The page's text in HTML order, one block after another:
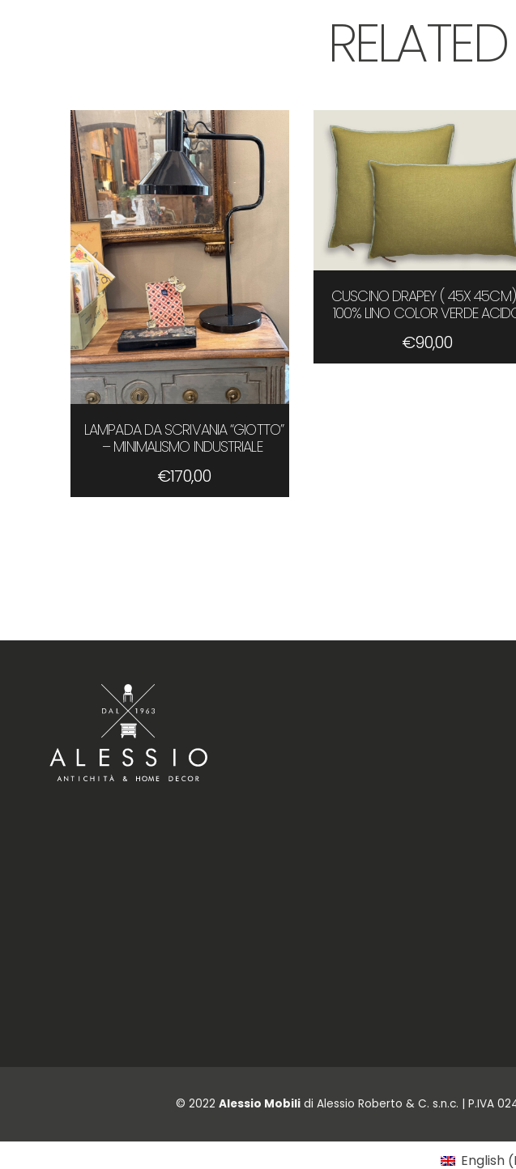
LAMPADA DA SCRIVANIA “GIOTTO”
– MINIMALISMO INDUSTRIALE
€170,00
CUSCINO DRAPEY ( 45X
100% LINO COLOR VERDE
€90,00
© 2022Alessio Mobili di Alessio Roberto & C. s.n.c. | P.IVA
English(